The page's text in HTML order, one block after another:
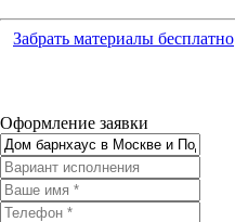
Забрать материалы бесплатно
Оформление заявки